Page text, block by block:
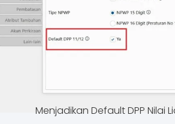
Menjadikan Default DPP Nilai